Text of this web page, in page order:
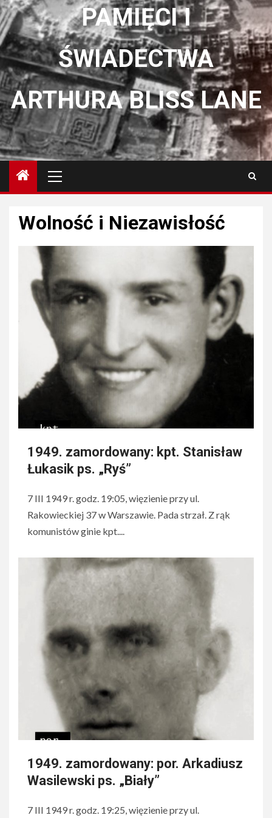
PAMIĘCI I
ŚWIADECTWA
ARTHURA BLISS LANE
główne
Wolność i Niezawisłość
1949. zamordowany: kpt. Stanisław
Łukasik ps. „Ryś”
7 III 1949 r. godz. 19:05, więzienie przy ul.
Rakowieckiej 37 w Warszawie. Pada strzał. Z rąk
komunistów ginie kpt....
1949. zamordowany: por. Arkadiusz
Wasilewski ps. „Biały”
7 III 1949 r. godz. 19:25, więzienie przy ul.